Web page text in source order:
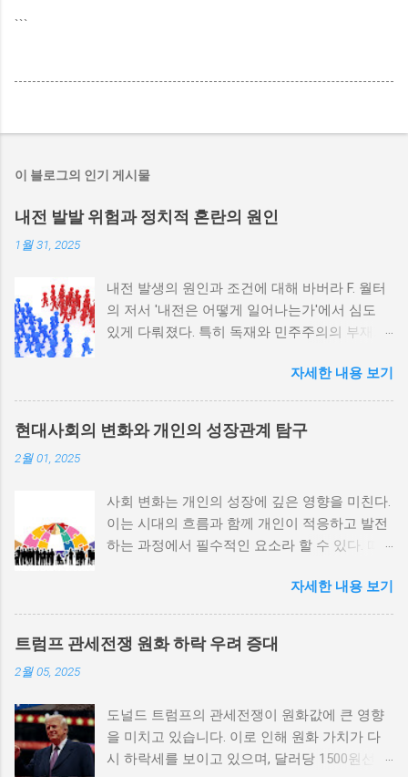
```
이 블로그의 인기 게시물
내전 발발 위험과 정치적 혼란의 원인
1월 31, 2025
내전 발생의 원인과 조건에 대해 바버라 F. 월터
의 저서 '내전은 어떻게 일어나는가'에서 심도
있게 다뤄졌다. 특히 독재와 민주주의의 부재가
정치적 파벌화와 경제·군사 체제의 불안정성이
내전의 촉매제가 된다는 사실은 우리에게 중요
한 교훈을 준다. 정치적 불안정성과 내전 발발
위험 정치적 불안정성은 내전 발발의 핵심 요인
적 갈등이 심화되고, 이로 인해 내전의 위험이
증가한다. 이와 같은 경우, 국민들은 정부에 대
한 불만을 느끼고, 체제 전복을 위해 무장 세력
역사적으로도 정치적 불안정성이 높은 국가에
서는 종종 내전이 발발했던 예가 많다. 이러한
비극적인 상황을 방지하기 위해서는 먼저 정치
한 원인 중 하나는 경제적 불균형이다. 경제가
일부 계층에 의해 독점되고, 대다수의 국민이 경
제적 불안정과 빈곤 속에서 고통받게 되면, 사회
자세한 내용 보기
현대사회의 변화와 개인의 성장관계 탐구
2월 01, 2025
사회 변화는 개인의 성장에 깊은 영향을 미친다.
이는 시대의 흐름과 함께 개인이 적응하고 발전
하는 과정에서 필수적인 요소라 할 수 있다. 따
탐구하는 것이 필요하다. 사회 변화의 의미와 구
조 사회 변화란 특정 사회의 구조, 문화, 가치관
등이 시간이 지남에 따라 변화하는 과정을 의미
한다. 이러한 변화는 다양한 요인에 의해 발생할
이루어진다. 예를 들어, 산업 혁명은 사람들이
일하는 방식과 생활 방식을 완전히 변화시켰다.
이에 따라 개인의 역할과 목표 또한 변화할 수밖
자세한 내용 보기
트럼프 관세전쟁 원화 하락 우려 증대
2월 05, 2025
도널드 트럼프의 관세전쟁이 원화값에 큰 영향
을 미치고 있습니다. 이로 인해 원화 가치가 다
시 하락세를 보이고 있으며, 달러당 1500원선이